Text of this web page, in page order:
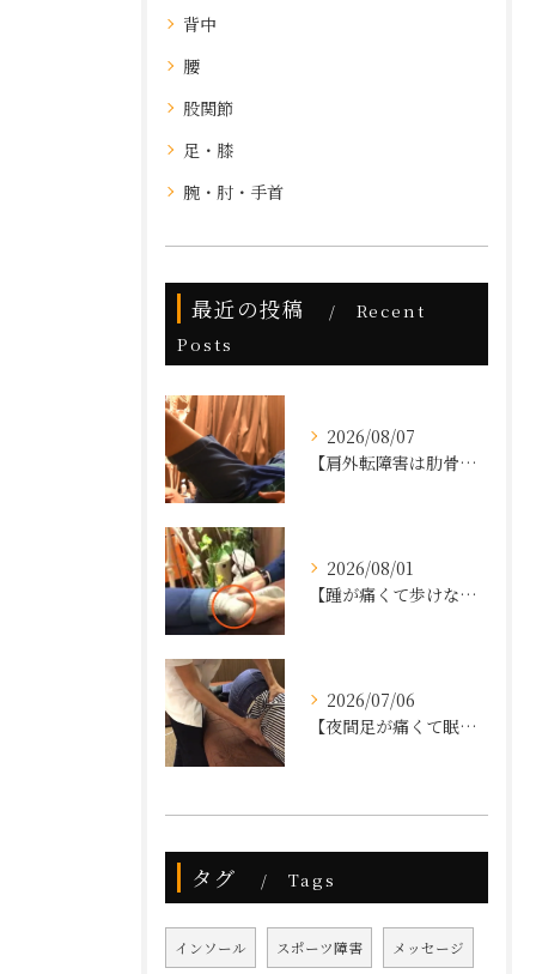
背中
腰
股関節
足・膝
腕・肘・手首
最近の投稿
Recent
Posts
2026/08/07
【肩外転障害は肋骨の調整でなおす⁉】
2026/08/01
【踵が痛くて歩けない】
2026/07/06
【夜間足が痛くて眠れない、狭窄症と診断された】
タグ Tags
インソール スポーツ障害 メッセージ